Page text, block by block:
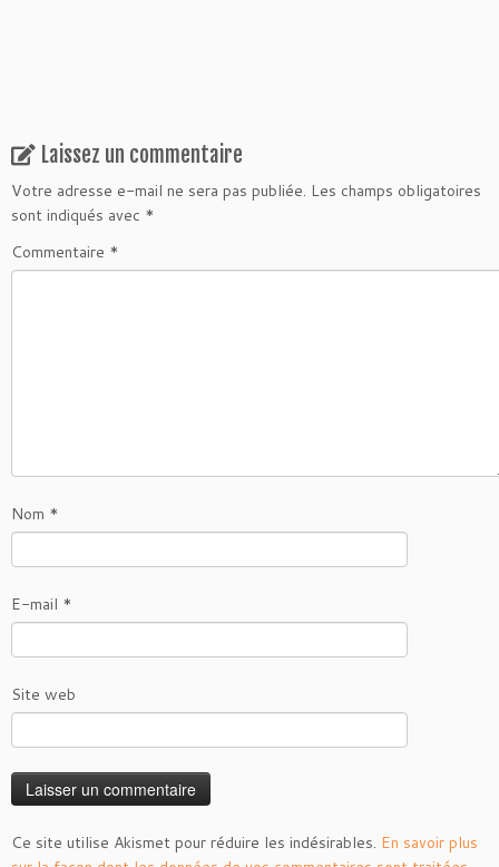
Laissez un commentaire
Votre adresse e-mail ne sera pas publiée. Les champs obligatoires
sont indiqués avec *
Commentaire *
Nom *
E-mail *
Site web
Ce site utilise Akismet pour réduire les indésirables. En savoir plus